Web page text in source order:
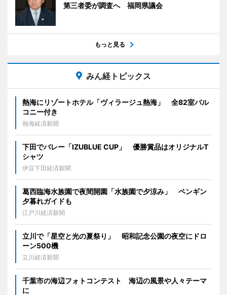
第三者委が調査へ 福岡県議会
もっと見る
みん経トピックス
熱海にリゾートホテル「ヴィラージュ熱海」 全82室バル
コニー付き
熱海経済新聞
下田でバレー「IZUBLUE CUP」 優勝賞品はオリジナルT
シャツ
伊豆下田経済新聞
葛西臨海水族園で夜間開園「水族園で夕涼み」 ペンギン
夕暮れガイドも
江戸川経済新聞
立川で「星空と光の夏祭り」 昭和記念公園の夜空にドロ
ーン500機
立川経済新聞
千葉市の海辺フォトコンテスト 海辺の風景や人々テーマ
に